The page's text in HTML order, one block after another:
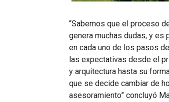
“Sabemos que el proceso
genera muchas dudas, y
en cada uno de los pasos
las expectativas desde el
y arquitectura hasta su
que se decide cambiar de
asesoramiento” concluyó